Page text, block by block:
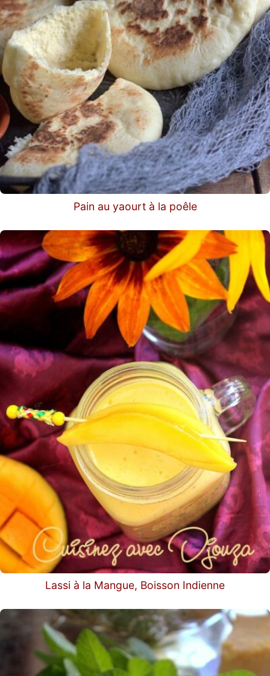
Pain au yaourt à la poêle
Lassi à la Mangue, Boisson Indienne